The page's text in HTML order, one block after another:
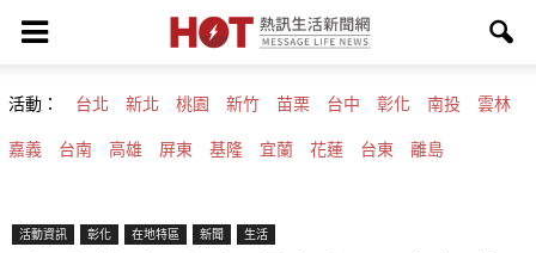
活動： 台北 新北 桃園 新竹 苗栗 台中 彰化 南投 雲林
嘉義 台南 高雄 屏東 基隆 宜蘭 花蓮 台東 離島
活動資訊 彰化 在地特區 新聞 生活